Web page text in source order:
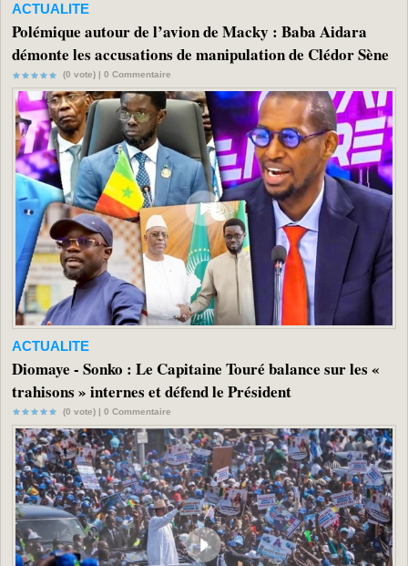
ACTUALITE
Polémique autour de l’avion de Macky : Baba Aidara
démonte les accusations de manipulation de Clédor Sène
(0 vote) | 0 Commentaire
ACTUALITE
Diomaye - Sonko : Le Capitaine Touré balance sur les «
trahisons » internes et défend le Président
(0 vote) | 0 Commentaire